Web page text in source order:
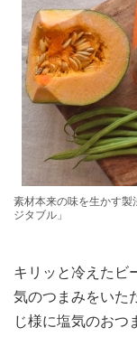
素材本来の味を生かす
ジタブル」
キリッと冷えたビ
気のつまみをいた
じ様に塩気のおつ